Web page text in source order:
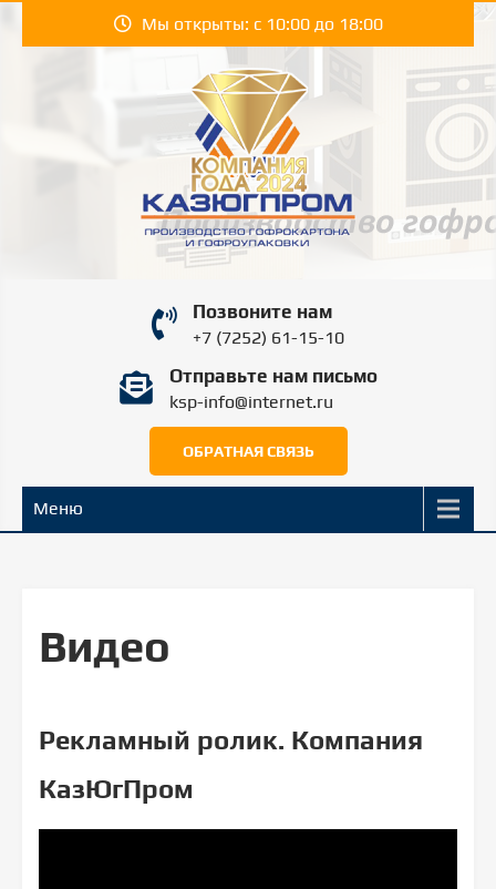
Мы открыты: с 10:00 до 18:00
КАЗЮГПРОМ |
KAZYUGPROM
ШЫМКЕНТ
Производство гофрокартона и гофроупаковки
в Шымкенте.
Позвоните нам
+7 (7252) 61-15-10
Отправьте нам письмо
ksp-info@internet.ru
ОБРАТНАЯ СВЯЗЬ
Меню
Видео
Рекламный ролик. Компания
КазЮгПром